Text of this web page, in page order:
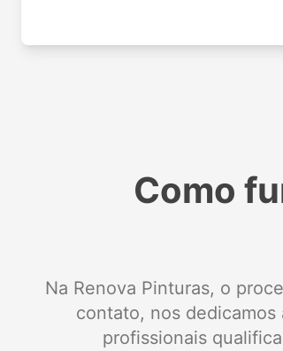
Como
Na Renova Pinturas, o
contato, nos
profissionais